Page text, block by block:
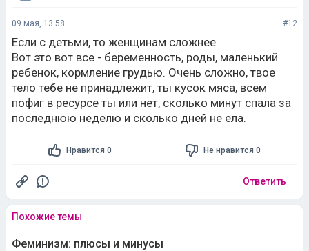
09 мая, 13:58 #12
Если с детьми, то женщинам сложнее.
Вот это вот все - беременность, роды, маленький
ребенок, кормление грудью. Очень сложно, твое
тело тебе не принадлежит, ты кусок мяса, всем
пофиг в ресурсе ты или нет, сколько минут спала за
последнюю неделю и сколько дней не ела.
Нравится 0 Не нравится 0
Ответить
Похожие темы
Феминизм: плюсы и минусы